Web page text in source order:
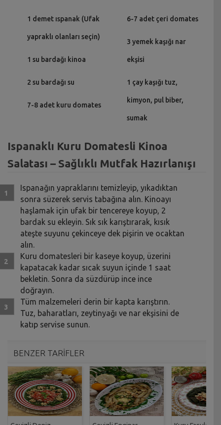
1 demet ıspanak (Ufak
yapraklı olanları seçin)
1 su bardağı kinoa
2 su bardağı su
7-8 adet kuru domates
6-7 adet çeri domates
3 yemek kaşığı nar
ekşisi
1 çay kaşığı tuz,
kimyon, pul biber,
sumak
Ispanaklı Kuru Domatesli Kinoa
Salatası – Sağlıklı Mutfak Hazırlanışı
Ispanağın yapraklarını temizleyip, yıkadıktan
sonra süzerek servis tabağına alın. Kinoayı
haşlamak için ufak bir tencereye koyup, 2
bardak su ekleyin. Sık sık karıştırarak, kısık
ateşte suyunu çekinceye dek pişirin ve ocaktan
alın.
Kuru domatesleri bir kaseye koyup, üzerini
kapatacak kadar sıcak suyun içinde 1 saat
bekletin. Sonra da süzdürüp ince ince
doğrayın.
Tüm malzemeleri derin bir kapta karıştırın.
Tuz, baharatları, zeytinyağı ve nar ekşisini de
katıp servise sunun.
BENZER TARİFLER